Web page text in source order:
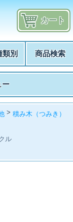
カート
類別 商品検索
ー
>積み木（つみき）
ル